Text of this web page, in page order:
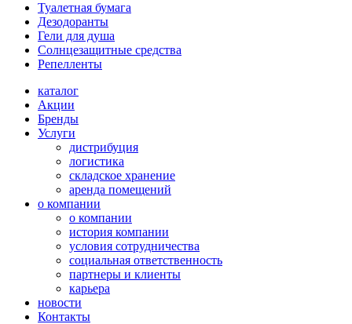
Туалетная бумага
Дезодоранты
Гели для душа
Солнцезащитные средства
Репелленты
каталог
Акции
Бренды
Услуги
дистрибуция
логистика
складское хранение
аренда помещений
о компании
о компании
история компании
условия сотрудничества
социальная ответственность
партнеры и клиенты
карьера
новости
Контакты